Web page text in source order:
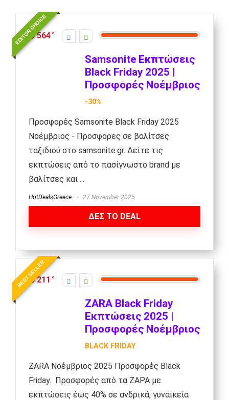
EDITOR CHOICE
564
Samsonite Εκπτώσεις
Black Friday 2025 |
Προσφορές Νοέμβριος
-30%
Προσφορές Samsonite Black Friday 2025
Νοέμβριος - Προσφορες σε βαλίτσες
ταξιδιού στο samsonite.gr. Δείτε τις
εκπτώσεις από το πασίγνωστο brand με
βαλίτσες και ...
HotDealsGreece 27 November 2025
ΔΕΣ ΤΟ DEAL
BEST SELLER
211
ZARA Black Friday
Εκπτώσεις 2025 |
Προσφορές Νοέμβριος
BLACK FRIDAY
ZARA Νοέμβριος 2025 Προσφορές Black
Friday. Προσφορές από τα ΖΑΡΑ με
εκπτώσεις έως 40% σε ανδρικά, γυναικεία